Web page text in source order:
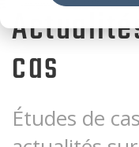
cas
Études de